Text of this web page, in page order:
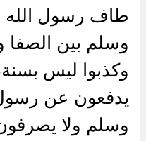
طاف رسول الله
وسلم بين الصفا
وكذبوا ليس
يدفعون عن رسول
وسلم ولا